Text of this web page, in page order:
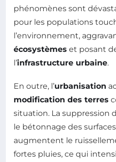
phénomènes sont
pour les populations
l’environnement,
écosystèmes et posant
l’infrastructure urbaine.
En outre, l’urbanisation
modification des terres
situation. La suppression
le bétonnage des
augmentent le
fortes pluies, ce qui